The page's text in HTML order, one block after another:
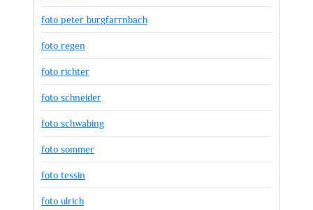
foto peter burgfarrnbach
foto regen
foto richter
foto schneider
foto schwabing
foto sommer
foto tessin
foto ulrich